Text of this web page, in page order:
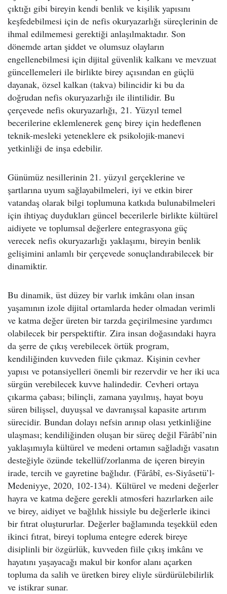
çıktığı gibi bireyin kendi benlik ve kişilik yapısını
keşfedebilmesi için de nefis okuryazarlığı süreçlerinin de
ihmal edilmemesi gerektiği anlaşılmaktadır. Son
dönemde artan şiddet ve olumsuz olayların
engellenebilmesi için dijital güvenlik kalkanı ve mevzuat
güncellemeleri ile birlikte birey açısından en güçlü
dayanak, özsel kalkan (takva) bilincidir ki bu da
doğrudan nefis okuryazarlığı ile ilintilidir. Bu
çerçevede nefis okuryazarlığı, 21. Yüzyıl temel
becerilerine eklemlenerek genç birey için hedeflenen
teknik-mesleki yeteneklere ek psikolojik-manevi
yetkinliği de inşa edebilir.
Günümüz nesillerinin 21. yüzyıl gerçeklerine ve
şartlarına uyum sağlayabilmeleri, iyi ve etkin birer
vatandaş olarak bilgi toplumuna katkıda bulunabilmeleri
için ihtiyaç duydukları güncel becerilerle birlikte kültürel
aidiyete ve toplumsal değerlere entegrasyona güç
verecek nefis okuryazarlığı yaklaşımı, bireyin benlik
gelişimini anlamlı bir çerçevede sonuçlandırabilecek bir
dinamiktir.
Bu dinamik, üst düzey bir varlık imkânı olan insan
yaşamının izole dijital ortamlarda heder olmadan verimli
ve katma değer üreten bir tarzda geçirilmesine yardımcı
olabilecek bir perspektiftir. Zira insan doğasındaki hayra
da şerre de çıkış verebilecek örtük program,
kendiliğinden kuvveden fiile çıkmaz. Kişinin cevher
yapısı ve potansiyelleri önemli bir rezervdir ve her iki uca
sürgün verebilecek kuvve halindedir. Cevheri ortaya
çıkarma çabası; bilinçli, zamana yayılmış, hayat boyu
süren bilişsel, duyuşsal ve davranışsal kapasite artırım
sürecidir. Bundan dolayı nefsin arınıp olası yetkinliğine
ulaşması; kendiliğinden oluşan bir süreç değil Fârâbî’nin
yaklaşımıyla kültürel ve medeni ortamın sağladığı vasatın
desteğiyle özünde tekellüf/zorlanma de içeren bireyin
irade, tercih ve gayretine bağlıdır. (Fârâbî, es-Siyâsetü’l-
Medeniyye, 2020, 102-134). Kültürel ve medeni değerler
hayra ve katma değere gerekli atmosferi hazırlarken aile
ve birey, aidiyet ve bağlılık hissiyle bu değerlerle ikinci
bir fıtrat oluştururlar. Değerler bağlamında teşekkül eden
ikinci fıtrat, bireyi topluma entegre ederek bireye
disiplinli bir özgürlük, kuvveden fiile çıkış imkânı ve
hayatını yaşayacağı makul bir konfor alanı açarken
topluma da salih ve üretken birey eliyle sürdürülebilirlik
ve istikrar sunar.